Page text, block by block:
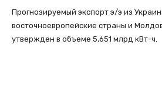
Прогнозируемый экспорт э/э из
восточноевропейские страны и
утвержден в объеме 5,651 млрд кВт-ч.